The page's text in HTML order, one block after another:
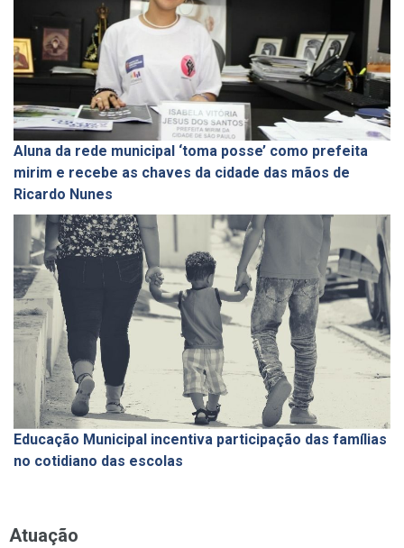
Aluna da rede municipal ‘toma posse’ como prefeita
mirim e recebe as chaves da cidade das mãos de
Ricardo Nunes
Educação Municipal incentiva participação das famílias
no cotidiano das escolas
Atuação